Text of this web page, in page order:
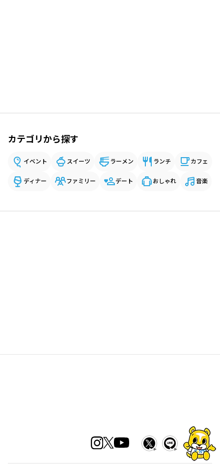
カテゴリから探す
イベント スイーツ ラーメン ランチ カフェ
ディナー ファミリー デート おしゃれ 音楽